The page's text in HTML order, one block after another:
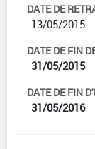
DATE DE
13/05/2015
DATE DE FIN
31/05/2015
DATE DE FIN
31/05/2016